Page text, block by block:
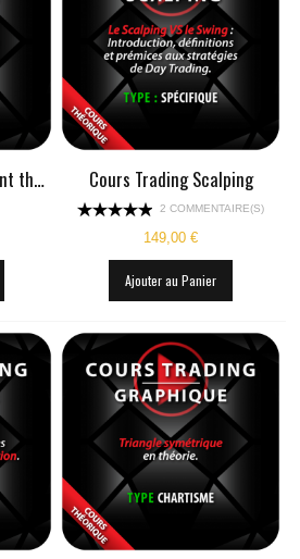
Cours Trading Fondement théorique du chartisme Cours Trading Scalping
2 COMMENTAIRE(S)
149,00 €
Ajouter au Panier